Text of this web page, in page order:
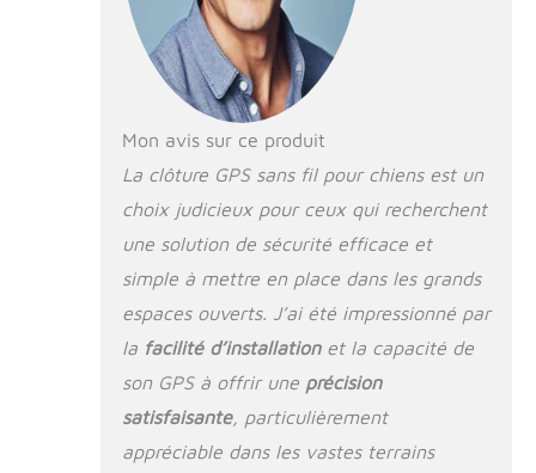
signaux satellites
GPS pour
fonctionner. Sa
portée minimale est
rayon. La précision
diminuer dans les
zones densément
boisées. 【Clôture
GPS de 4e
génération super
rapport aux
anciennes versions,
elle applique la
de position GPS et
Mon avis sur ce produit
La clôture GPS sans fil pour chiens est un
choix judicieux pour ceux qui recherchent
une solution de sécurité efficace et
simple à mettre en place dans les grands
espaces ouverts. J’ai été impressionné par
la facilité d’installationet la capacité de
son GPS à offrir une précision
satisfaisante, particulièrement
appréciable dans les vastes terrains